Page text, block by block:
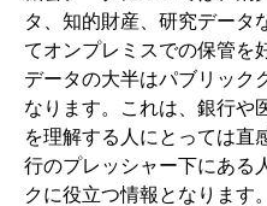
タ、知的財産、研究データ
てオンプレミスでの保管を
データの大半はパブリック
なります。これは、銀行や
を理解する人にとっては直
行のプレッシャー下にある
クに役立つ情報となります